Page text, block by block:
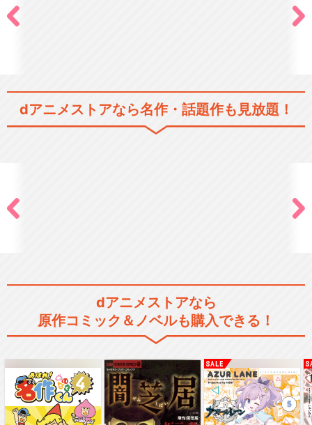
dアニメストアなら名作・話題作も見放題！
dアニメストアなら
原作コミック＆ノベルも購入できる！